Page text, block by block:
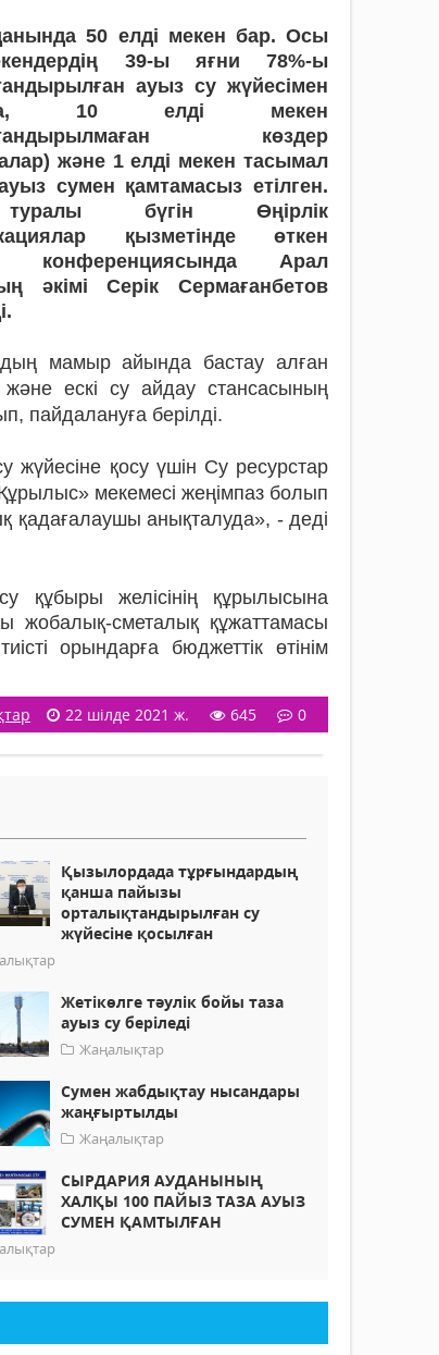
50 елді мекен бар. Осы
39-ы яғни 78%-ы
ауыз су жүйесімен
10 елді мекен
көздер
және 1 елді мекен тасымал
сумен қамтамасыз етілген.
бүгін Өңірлік
қызметінде өткен
конференциясында Арал
әкімі Серік Сермағанбетов
мамыр айында бастау алған
және ескі су айдау стансасының
пайдалануға берілді.
жүйесіне қосу үшін Су ресурстар
мекемесі жеңімпаз болып
қадағалаушы анықталуда», - деді
желісінің құрылысына
жобалық-сметалық құжаттамасы
орындарға бюджеттік өтінім
22 шілде 2021 ж. 645 0
Қызылордада тұрғындардың
қанша пайызы
орталықтандырылған су
жүйесіне қосылған
Жетікөлге тәулік бойы таза
ауыз су беріледі
Жаңалықтар
Сумен жабдықтау нысандары
жаңғыртылды
Жаңалықтар
СЫРДАРИЯ АУДАНЫНЫҢ
ХАЛҚЫ 100 ПАЙЫЗ ТАЗА АУЫЗ
СУМЕН ҚАМТЫЛҒАН